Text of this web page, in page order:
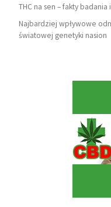
THC na sen – fakty
Najbardziej wpływowe
światowej genetyki nasion